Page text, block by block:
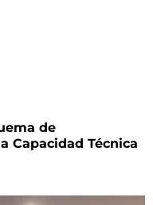
de
Capacidad Técnica